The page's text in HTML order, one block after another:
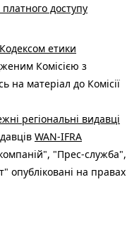
доступу
етики
Комісією з
на матеріал до Комісії
регіональні видавці
WAN-IFRA
"Прес-служба",
опубліковані на правах